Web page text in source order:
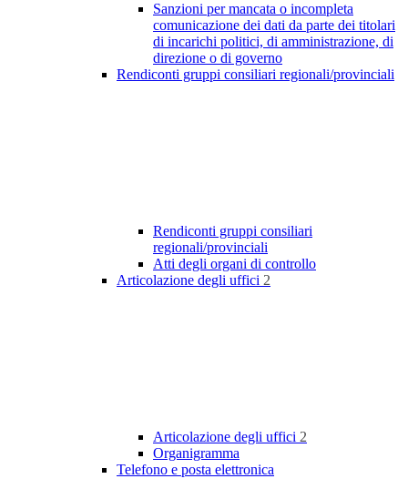
Sanzioni per mancata o incompleta
comunicazione dei dati da parte dei titolari
di incarichi politici, di amministrazione, di
direzione o di governo
Rendiconti gruppi consiliari regionali/provinciali
Rendiconti gruppi consiliari
regionali/provinciali
Atti degli organi di controllo
Articolazione degli uffici 2
Articolazione degli uffici 2
Organigramma
Telefono e posta elettronica